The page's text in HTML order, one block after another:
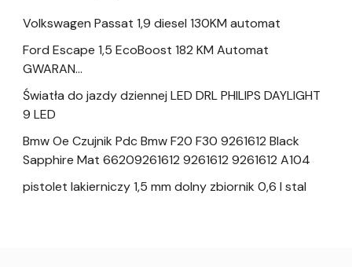
Volkswagen Passat 1,9 diesel 130KM automat
Ford Escape 1,5 EcoBoost 182 KM Automat
GWARAN…
Światła do jazdy dziennej LED DRL PHILIPS DAYLIGHT
9 LED
Bmw Oe Czujnik Pdc Bmw F20 F30 9261612 Black
Sapphire Mat 66209261612 9261612 9261612 A104
pistolet lakierniczy 1,5 mm dolny zbiornik 0,6 l stal